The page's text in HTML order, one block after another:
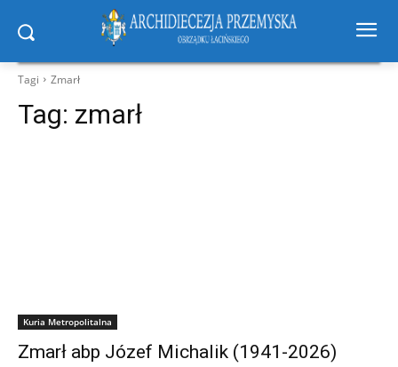
Tagi Zmarł
Tag: zmarł
Kuria Metropolitalna
Zmarł abp Józef Michalik (1941-2026)